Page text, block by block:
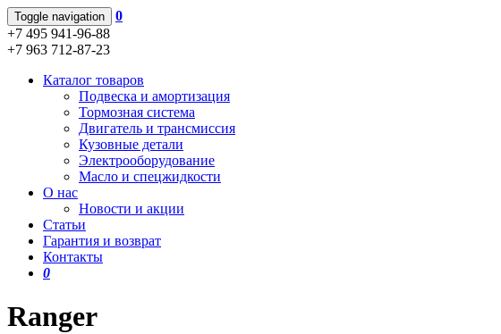
Toggle navigation
0
+7 495 941-96-88
+7 963 712-87-23
Каталог товаров
Подвеска и амортизация
Тормозная система
Двигатель и трансмиссия
Кузовные детали
Электрооборудование
Масло и спецжидкости
О нас
Новости и акции
Статьи
Гарантия и возврат
Контакты
0
Ranger